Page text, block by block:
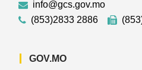
info@gcs.gov.mo
(853)2833 2886
GOV.MO